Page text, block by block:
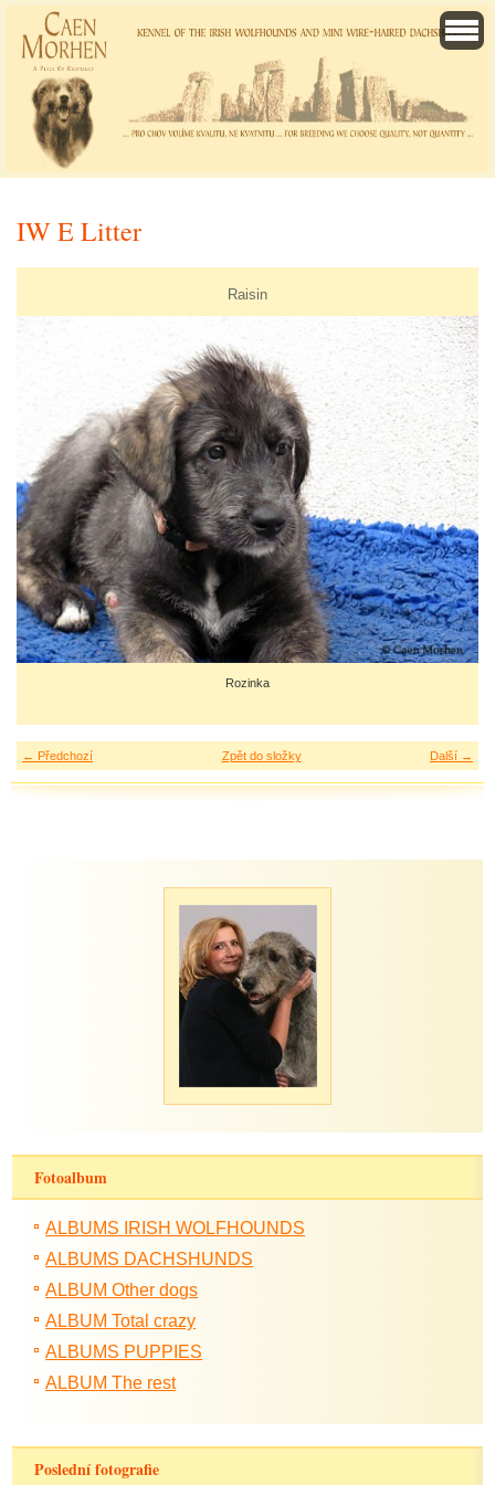
IW E Litter
Raisin
Rozinka
← Předchozí Další →
Zpět do složky
Fotoalbum
ALBUMS IRISH WOLFHOUNDS
ALBUMS DACHSHUNDS
ALBUM Other dogs
ALBUM Total crazy
ALBUMS PUPPIES
ALBUM The rest
Poslední fotografie